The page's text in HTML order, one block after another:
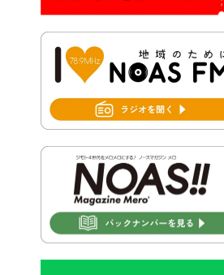
2026年7月31日 第６次豊前市
総合計画後期基本計画策定業
書が変わります！
2026年7月30日 豊前市立豊前
中学校の進捗状況について
2026年7月30日 豊前市立学校